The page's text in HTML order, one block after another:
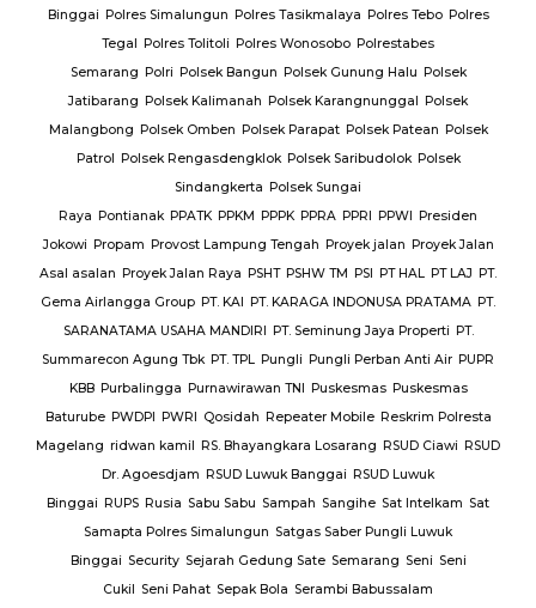
Binggai Polres Simalungun Polres Tasikmalaya Polres Tebo Polres
Tegal Polres Tolitoli Polres Wonosobo Polrestabes
Semarang Polri Polsek Bangun Polsek Gunung Halu Polsek
Jatibarang Polsek Kalimanah Polsek Karangnunggal Polsek
Malangbong Polsek Omben Polsek Parapat Polsek Patean Polsek
Patrol Polsek Rengasdengklok Polsek Saribudolok Polsek
Sindangkerta Polsek Sungai
Raya Pontianak PPATK PPKM PPPK PPRA PPRI PPWI Presiden
Jokowi Propam Provost Lampung Tengah Proyek jalan Proyek Jalan
Asal asalan Proyek Jalan Raya PSHT PSHW TM PSI PT HAL PT LAJ PT.
Gema Airlangga Group PT. KAI PT. KARAGA INDONUSA PRATAMA PT.
SARANATAMA USAHA MANDIRI PT. Seminung Jaya Properti PT.
Summarecon Agung Tbk PT. TPL Pungli Pungli Perban Anti Air PUPR
KBB Purbalingga Purnawirawan TNI Puskesmas Puskesmas
Baturube PWDPI PWRI Qosidah Repeater Mobile Reskrim Polresta
Magelang ridwan kamil RS. Bhayangkara Losarang RSUD Ciawi RSUD
Dr. Agoesdjam RSUD Luwuk Banggai RSUD Luwuk
Binggai RUPS Rusia Sabu Sabu Sampah Sangihe Sat Intelkam Sat
Samapta Polres Simalungun Satgas Saber Pungli Luwuk
Binggai Security Sejarah Gedung Sate Semarang Seni Seni
Cukil Seni Pahat Sepak Bola Serambi Babussalam